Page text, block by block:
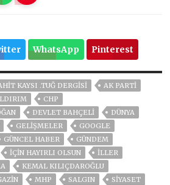
WhatsApp Pinterest
KAYSI .TUĞ DERGISI
AK PARTİ
CHP
DEVLET BAHÇELİ
DÜNYA
GELIŞMELER
GOOGLE
GÜNCEL HABER
GÜNDEM
İÇIN HAYIRLI OLSUN
İLLER
KEMAL KILIÇDAROĞLU
MHP SALGIN
SİYASET